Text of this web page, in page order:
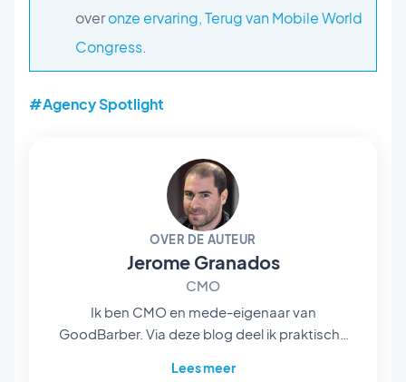
overonze ervaring, Terug van Mobile World
Congress.
#Agency Spotlight
OVER DE AUTEUR
Jerome Granados
CMO
Ik ben CMO en mede-eigenaar van
GoodBarber. Via deze blog deel ik praktische
analyses van de trends die de wereld van
Lees meer